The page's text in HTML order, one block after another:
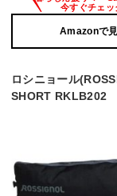
Amazonで
ロシニョール
SHORT RKLB202